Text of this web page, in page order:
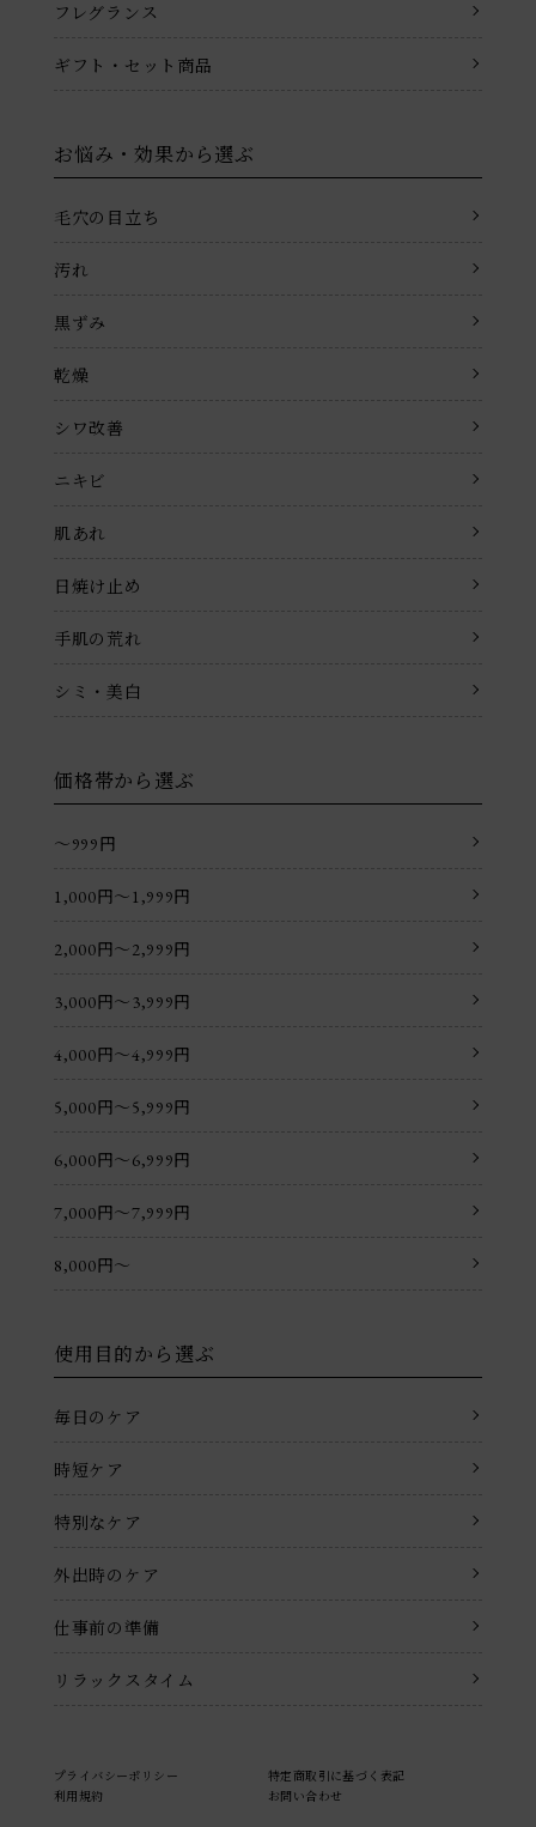
フレグランス
ギフト・セット商品
お悩み・効果から選ぶ
毛穴の目立ち
汚れ
黒ずみ
乾燥
シワ改善
ニキビ
肌あれ
日焼け止め
手肌の荒れ
シミ・美白
価格帯から選ぶ
〜999円
1,000円〜1,999円
2,000円〜2,999円
3,000円〜3,999円
4,000円〜4,999円
5,000円〜5,999円
6,000円〜6,999円
7,000円〜7,999円
8,000円〜
使用目的から選ぶ
毎日のケア
時短ケア
特別なケア
外出時のケア
仕事前の準備
リラックスタイム
プライバシーポリシー
特定商取引に基づく表記
利用規約
お問い合わせ